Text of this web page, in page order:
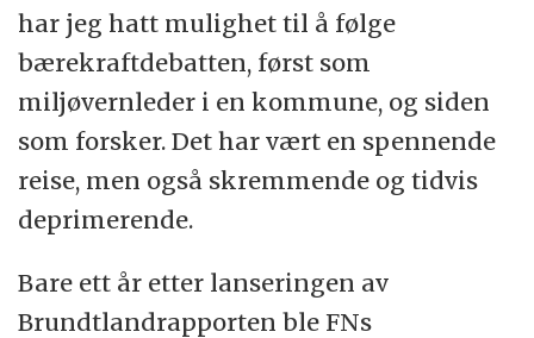
har jeg hatt mulighet til å følge
bærekraftdebatten, først som
miljøvernleder i en kommune, og siden
som forsker. Det har vært en spennende
reise, men også skremmende og tidvis
deprimerende.
Bare ett år etter lanseringen av
Brundtlandrapporten ble FNs